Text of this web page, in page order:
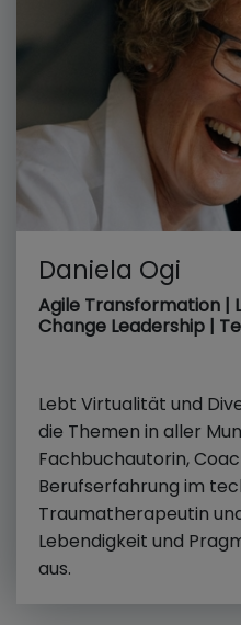
Daniela Ogi
Agile Transformation |
Change Leadership |
Lebt Virtualität und
die Themen in aller
Fachbuchautorin,
Berufserfahrung im
Traumatherapeutin
Lebendigkeit und
aus.